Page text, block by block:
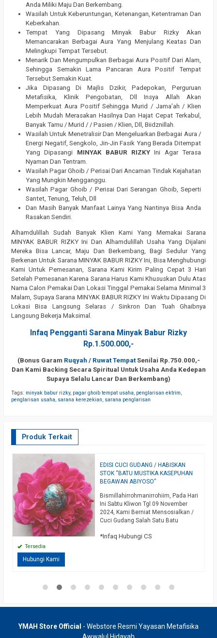
Anda Miliki Maju Dan Berkembang.
Wasilah Untuk Keberuntungan, Ketenangan, Ketentraman Dan
Keberkahan.
Tempat Yang Dipasang Minyak Babur Rizky Akan
Memancarakan Berbagai Aura Yang Menjulang Keatas Dan
Melingkupi Tempat Tersebut.
Menarik Dan Mengumpulkan Berbagai Aura Positif Dari Alam,
Sehingga Semakin Lama Pancaran Aura Positif Tempat
Tersebut Semakin Kuat.
Jika Dipasang Di Majlis Dzikir, Padepokan, Perguruan
Metafisika, Klinik Pengobatan, Dll Insya Allah Akan
Memperkuat Aura Positif Sehingga Murid / Jama’ah / Klien
Lebih Mudah Merasakan Hasilnya Dan Hajat Cepat Terkabul,
Banyak Tamu / Murid / / Pasien / Klien, Dll, Biidznillah.
Wasilah Untuk Menetralisir Dan Mengeluarkan Berbagai Aura /
Energi Negatif, Sengkolo, Jin-Jin Fasik Yang Berada Ditempat
Yang Dipasangi MINYAK BABUR RIZKYIni Agar Terasa
Nyaman Dan Tentram.
Wasilah Pagar Ghoib / Perisai Dari Ancaman Tindak Kejahatan
Yang Mungkin Mengganggu.
Wasilah Pagar Ghoib / Perisai Dari Serangan Ghoib, Seperti
Santet, Tenung, Teluh, Dll
Dan Masih Banyak Manfaat Lainya Yang Nantinya Bisa Anda
Rasakan Sendiri.
Alhamdulillah Sudah Banyak Klien Kami Yang Memakai Sarana
MINYAK BABUR RIZKY Ini Dan Alhamdulillah Usaha Yang Dijalani
Mereka Bisa Lancar, Maju Dan Berkembang, Bagi Sedulur Yang
Berkenan Untuk Sarana MINYAK BABUR RIZKY Ini, Bisa Menghubungi
Kami Untuk Pemesanan, Sarana Kami Kirim Paling Cepat 3 Hari
Setelah Pemesanan Karena Sarana Harus Kami Khususkan Dulu Atas
Nama Calon Pemakai Dan Lokasi Tinggal Pemakai Selama Minimal 3
Malam, Supaya Sarana MINYAK BABUR RIZKY Ini Waktu Dipasang Di
Lokasi Bisa Langsung Selaras / Sinkron Dan Tuah Ghaibnya
Langsung Bekerja Maksimal.
Infaq Pengganti Sarana Minyak Babur Rizky
Rp.1.500.000,-
(Bonus Garam Ruqyah / Ruwat TempatSenilai Rp.750.000,-
Dan Kami Backing Secara Spiritual Untuk Usaha Anda Kedepan
Supaya Selalu Lancar Dan Berkembang)
Tags: minyak babur rizky, pagar ghoib tempat usaha, penglarisan ektrim,
penglarisan usaha, sarana kerezekian, sarana penglarisan
Produk Terkait
EDISI CUCI GUDANG / HABISKAN
STOK “BATU MUSTIKA KASEPUHAN
BEGAWAN ABIYOSO”
Bismillahirrohmanirrohiim, Pada Hari
Ini Sabtu Kliwon Tgl 09 November
2024, Kami Berniat Mensosialkan /
Cuci Gudang Salah Satu Batu
Abiyoso, Dimana Bulan Kemarin
Sosialkan Cuci Gudang,…
*Infaq Hubungi CS
Tersedia
Hubungi Kami
YMAH Store Official - Webstore Resmi Yayasan Metafisika
Awwalul Hidayah